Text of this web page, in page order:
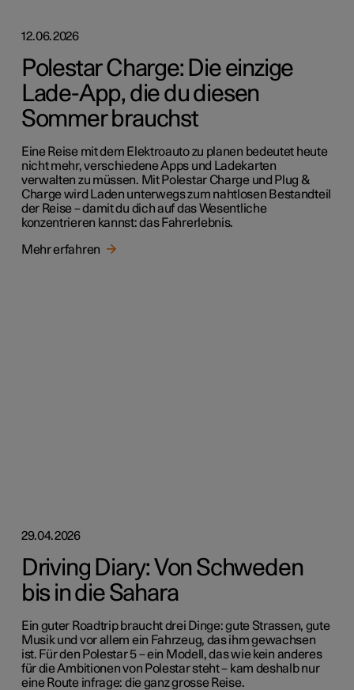
12.06.2026
Polestar Charge: Die einzige
Lade-App, die du diesen
Sommer brauchst
Eine Reise mit dem Elektroauto zu planen bedeutet heute
nicht mehr, verschiedene Apps und Ladekarten
verwalten zu müssen. Mit Polestar Charge und Plug &
Charge wird Laden unterwegs zum nahtlosen Bestandteil
der Reise – damit du dich auf das Wesentliche
konzentrieren kannst: das Fahrerlebnis.
Mehr erfahren
29.04.2026
Driving Diary: Von Schweden
bis in die Sahara
Ein guter Roadtrip braucht drei Dinge: gute Strassen, gute
Musik und vor allem ein Fahrzeug, das ihm gewachsen
ist. Für den Polestar 5 – ein Modell, das wie kein anderes
für die Ambitionen von Polestar steht – kam deshalb nur
eine Route infrage: die ganz grosse Reise.